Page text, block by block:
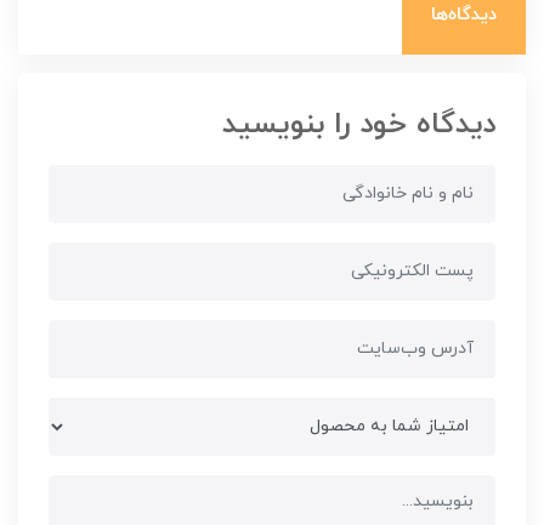
دیدگاه‌ها
دیدگاه خود را بنویسید